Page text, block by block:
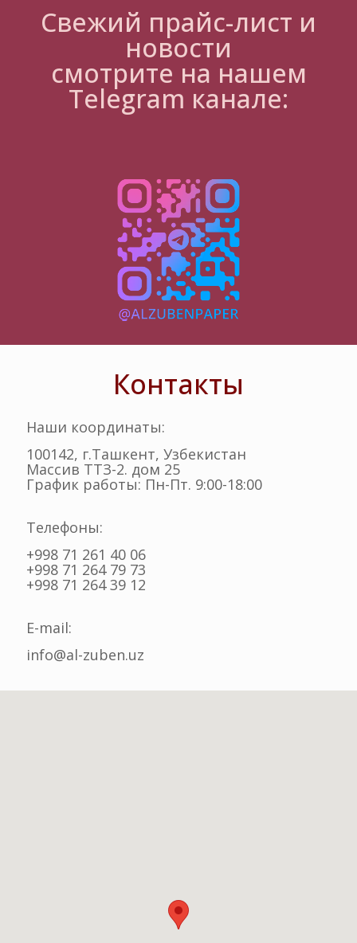
Свежий прайс-лист и
новости
смотрите на нашем
Telegram канале:
Контакты
Наши координаты:
100142, г.Ташкент, Узбекистан
Массив ТТЗ-2. дом 25
График работы: Пн-Пт. 9:00-18:00
Телефоны:
+998 71 261 40 06
+998 71 264 79 73
+998 71 264 39 12
E-mail:
info@al-zuben.uz